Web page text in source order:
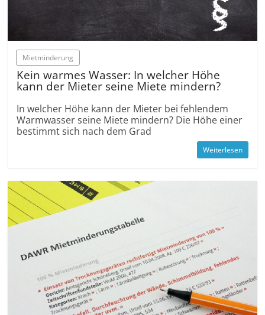
Mietminderung
Kein warmes Wasser: In welcher Höhe
kann der Mieter seine Miete mindern?
In welcher Höhe kann der Mieter bei fehlendem
Warmwasser seine Miete mindern? Die Höhe einer
bestimmt sich nach dem Grad
Weiterlesen